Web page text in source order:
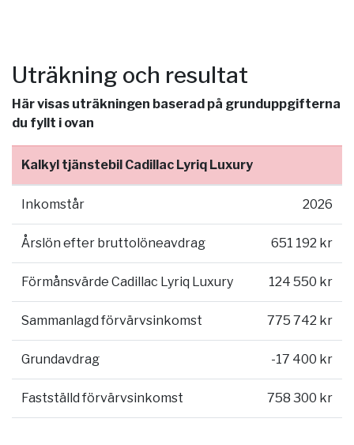
Uträkning och resultat
Här visas uträkningen baserad på grunduppgifterna
du fyllt i ovan
Kalkyl tjänstebil Cadillac Lyriq Luxury
Inkomstår 2026
Årslön efter bruttolöneavdrag 651 192 kr
Förmånsvärde Cadillac Lyriq Luxury 124 550 kr
Sammanlagd förvärvsinkomst 775 742 kr
Grundavdrag -17 400 kr
Fastställd förvärvsinkomst 758 300 kr